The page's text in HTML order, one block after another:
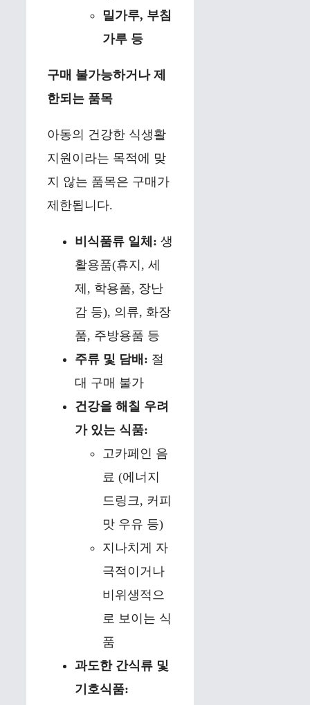
밀가루, 부침
가루 등
구매 불가능하거나 제
한되는 품목
아동의 건강한 식생활
지원이라는 목적에 맞
지 않는 품목은 구매가
제한됩니다.
비식품류 일체: 생
활용품(휴지, 세
제, 학용품, 장난
감 등), 의류, 화장
품, 주방용품 등
주류 및 담배: 절
대 구매 불가
건강을 해칠 우려
가 있는 식품:
고카페인 음
료 (에너지
드링크, 커피
맛 우유 등)
지나치게 자
극적이거나
비위생적으
로 보이는 식
품
과도한 간식류 및
기호식품: